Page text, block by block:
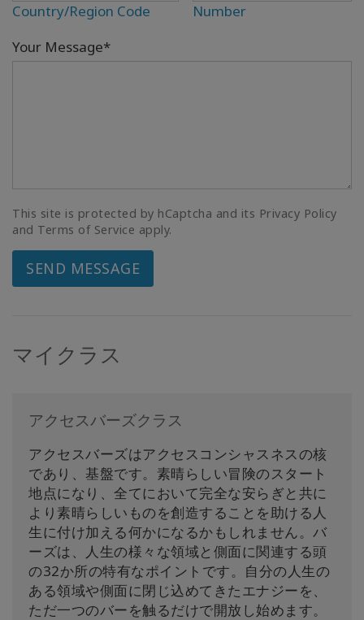
Country/Region Code
Number
Your Message*
This site is protected by hCaptcha and its Privacy Policy
and Terms of Service apply.
SEND MESSAGE
マイクラス
アクセスバーズクラス
アクセスバーズはアクセスコンシャスネスの核
であり、基盤です。素晴らしい冒険のスタート
地点になり、全てにおいて完全な安らぎと共に
より素晴らしいものを創造することを助ける人
生に付け加える何かになるかもしれません。バ
ーズは、人生の様々な領域と側面に関連する頭
の32か所の特有なポイントです。自分の人生の
ある領域や側面に閉じ込めてきたエナジーを、
ただ一つのバーを触るだけで開放し始めます。